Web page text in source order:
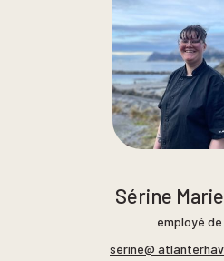
Sérine
employé
sérine@